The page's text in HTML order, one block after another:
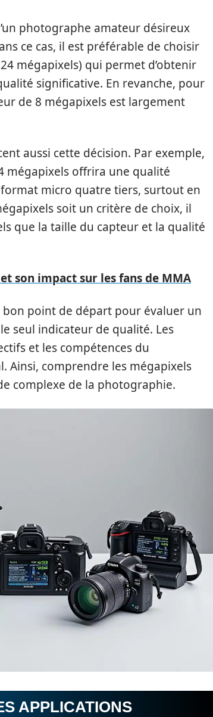
photographe amateur désireux
ce cas, il est préférable de choisir
mégapixels) qui permet d’obtenir
significative. En revanche, pour
de 8 mégapixels est largement
aussi cette décision. Par exemple,
mégapixels offrira une qualité
micro quatre tiers, surtout en
soit un critère de choix, il
que la taille du capteur et la qualité
son impact sur les fans de MMA
point de départ pour évaluer un
seul indicateur de qualité. Les
et les compétences du
Ainsi, comprendre les mégapixels
complexe de la photographie.
APPLICATIONS